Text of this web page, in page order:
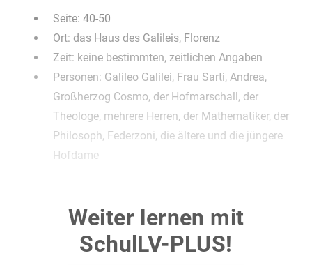
Seite: 40-50
Ort: das Haus des Galileis, Florenz
Zeit: keine bestimmten, zeitlichen Angaben
Personen: Galileo Galilei, Frau Sarti, Andrea,
Großherzog Cosmo, der Hofmarschall, der
Theologe, mehrere Herren, der Mathematiker, der
Philosoph, Federzoni, die ältere und die jüngere
Hofdame
Der Großherzog Cosmo besucht, vom
Hofmarschall und zwei Hofdamen begleitet,
Weiter lernen mit
SchulLV-PLUS!